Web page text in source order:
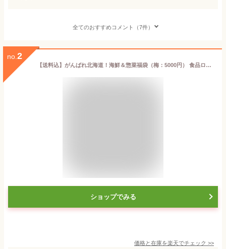
全てのおすすめコメント（7件）
no. 2
【送料込】がんばれ北海道！海鮮＆惣菜福袋（梅：5000円） 食品ロス フードロス
ショップでみる
価格と在庫を楽天でチェック >>